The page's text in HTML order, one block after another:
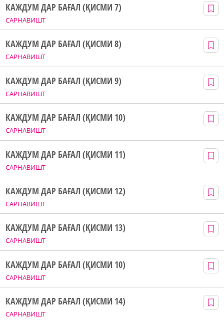
САРНАВИШТ
КАЖДУМ ДАР БАҒАЛ (ҚИСМИ 7)
САРНАВИШТ
КАЖДУМ ДАР БАҒАЛ (ҚИСМИ 8)
САРНАВИШТ
КАЖДУМ ДАР БАҒАЛ (ҚИСМИ 9)
САРНАВИШТ
КАЖДУМ ДАР БАҒАЛ (ҚИСМИ 10)
САРНАВИШТ
КАЖДУМ ДАР БАҒАЛ (ҚИСМИ 11)
САРНАВИШТ
КАЖДУМ ДАР БАҒАЛ (ҚИСМИ 12)
САРНАВИШТ
КАЖДУМ ДАР БАҒАЛ (ҚИСМИ 13)
САРНАВИШТ
КАЖДУМ ДАР БАҒАЛ (ҚИСМИ 10)
САРНАВИШТ
КАЖДУМ ДАР БАҒАЛ (ҚИСМИ 14)